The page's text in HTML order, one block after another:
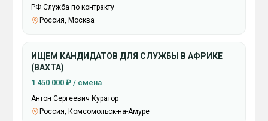
РФ Служба по контракту
Россия, Москва
ИЩЕМ КАНДИДАТОВ ДЛЯ СЛУЖБЫ В АФРИКЕ
(ВАХТА)
1 450 000 ₽ / смена
Антон Сергеевич Куратор
Россия, Комсомольск-на-Амуре